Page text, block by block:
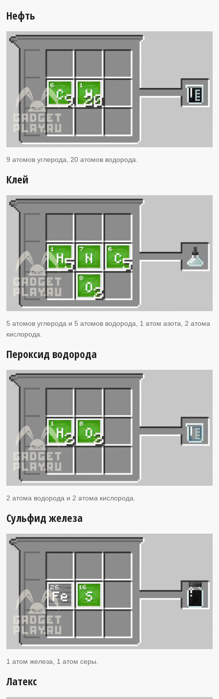
Нефть
9 атомов углерода, 20 атомов водорода.
Клей
5 атомов углерода и 5 атомов водорода, 1 атом азота, 2 атома
кислорода.
Пероксид водорода
2 атома водорода и 2 атома кислорода.
Сульфид железа
1 атом железа, 1 атом серы.
Латекс